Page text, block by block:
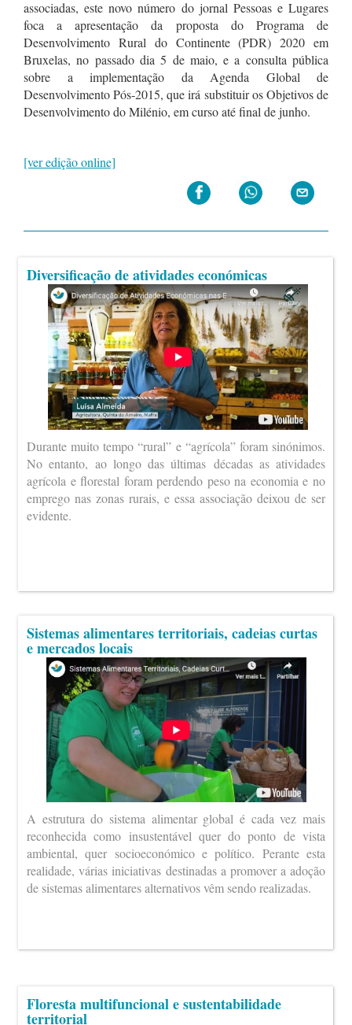
associadas, este novo número do jornal Pessoas e Lugares
foca a apresentação da proposta do Programa de
Desenvolvimento Rural do Continente (PDR) 2020 em
Bruxelas, no passado dia 5 de maio, e a consulta pública
sobre a implementação da Agenda Global de
Desenvolvimento Pós-2015, que irá substituir os Objetivos de
Desenvolvimento do Milénio, em curso até final de junho.
[ver edição online]
Diversificação de atividades económicas
Durante muito tempo “rural” e “agrícola” foram sinónimos.
No entanto, ao longo das últimas décadas as atividades
agrícola e florestal foram perdendo peso na economia e no
emprego nas zonas rurais, e essa associação deixou de ser
evidente.
Sistemas alimentares territoriais, cadeias curtas
e mercados locais
A estrutura do sistema alimentar global é cada vez mais
reconhecida como insustentável quer do ponto de vista
ambiental, quer socioeconómico e político. Perante esta
realidade, várias iniciativas destinadas a promover a adoção
de sistemas alimentares alternativos vêm sendo realizadas.
Floresta multifuncional e sustentabilidade
territorial